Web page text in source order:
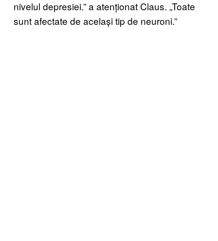
nivelul depresiei.” a atenționat Claus. „Toate
sunt afectate de același tip de neuroni.”